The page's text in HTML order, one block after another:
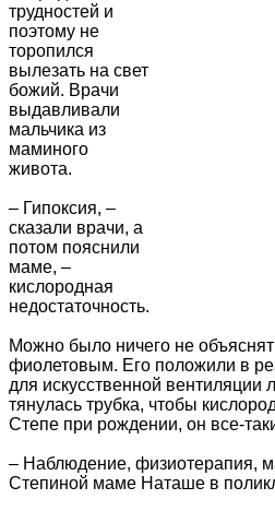
трудностей и
поэтому не
торопился
вылезать на свет
божий. Врачи
выдавливали
мальчика из
маминого
живота.
– Гипоксия, –
сказали врачи, а
потом пояснили
маме, –
кислородная
недостаточность.
Можно было ничего не
фиолетовым. Его положили в
для искусственной вентиляции
тянулась трубка, чтобы
Степе при рождении, он все-
– Наблюдение, физиотерапия,
Степиной маме Наташе в